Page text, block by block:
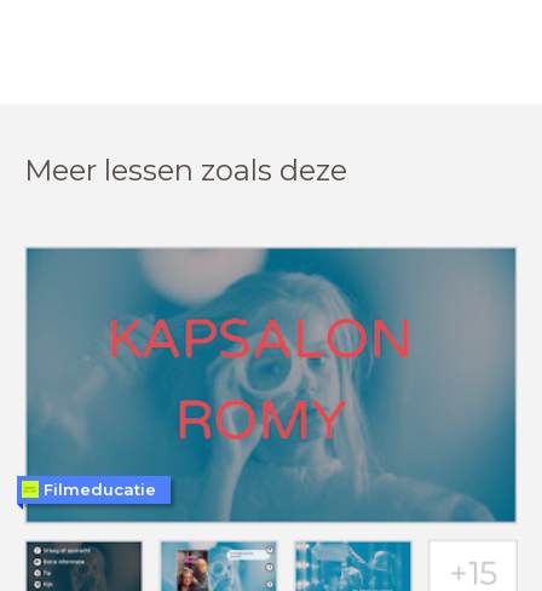
Meer lessen zoals deze
Filmeducatie